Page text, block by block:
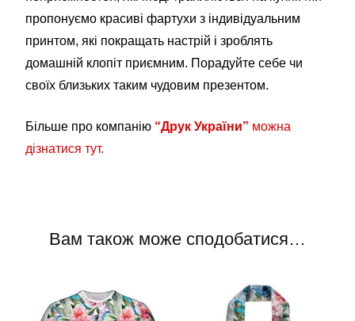
пропонуємо красиві фартухи з індивідуальним
принтом, які покращать настрій і зроблять
домашній клопіт приємним. Порадуйте себе чи
своїх близьких таким чудовим презентом.
Більше про компанію “Друк України” можна
дізнатися тут.
Вам також може сподобатися…